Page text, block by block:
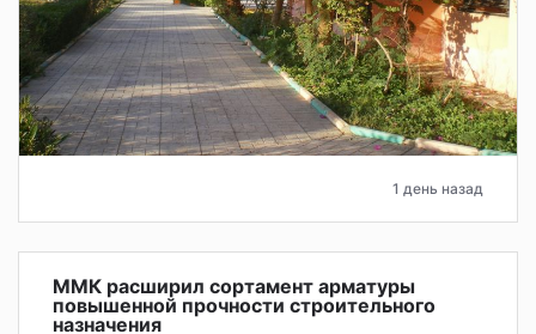
1 день назад
ММК расширил сортамент арматуры
повышенной прочности строительного
назначения